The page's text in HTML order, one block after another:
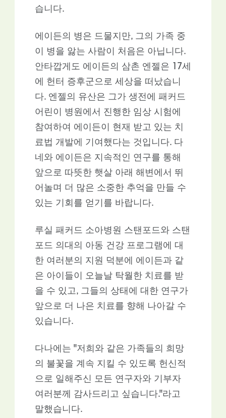
습니다.
에이든의 병은 드물지만, 그의 가족 중
이 병을 앓는 사람이 처음은 아닙니다.
안타깝게도 에이든의 삼촌 엔젤은 17세
에 헌터 증후군으로 세상을 떠났습니
다. 엔젤의 유산은 그가 생전에 패커드
어린이 병원에서 진행한 임상 시험에
참여하여 에이든이 현재 받고 있는 치
료법 개발에 기여했다는 것입니다. 다
네와 에이든은 지속적인 연구를 통해
앞으로 따뜻한 햇살 아래 해변에서 뛰
어놀며 더 많은 소중한 추억을 만들 수
있는 기회를 얻기를 바랍니다.
루실 패커드 소아병원 스탠포드와 스탠
포드 의대의 아동 건강 프로그램에 대
한 여러분의 지원 덕분에 에이든과 같
은 아이들이 오늘날 탁월한 치료를 받
을 수 있고, 그들의 상태에 대한 연구가
앞으로 더 나은 치료를 향해 나아갈 수
있습니다.
다나에는 "저희와 같은 가족들의 희망
의 불꽃을 계속 지킬 수 있도록 헌신적
으로 일해주신 모든 연구자와 기부자
여러분께 감사드리고 싶습니다."라고
말했습니다.